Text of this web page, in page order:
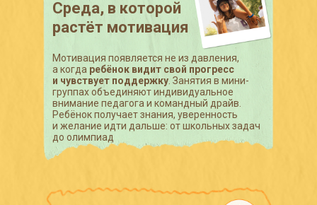
Среда, в которой
растёт мотивация
Мотивация появляется не из давления,
а когда ребёнок видит свой прогресс
и чувствует поддержку . Занятия в мини-
группах объединяют индивидуальное
внимание педагога и командный драйв.
Ребёнок получает знания, уверенность
и желание идти дальше: от школьных задач
до олимпиад